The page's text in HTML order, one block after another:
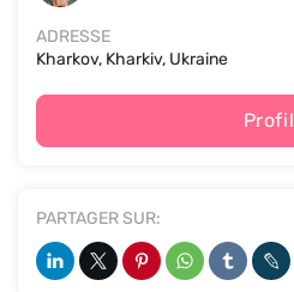
ADRESSE
Kharkov, Kharkiv, Ukraine
Profil
PARTAGER SUR: